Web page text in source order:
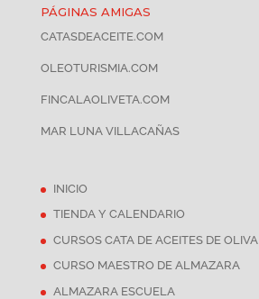
PÁGINAS AMIGAS
CATASDEACEITE.COM
OLEOTURISMIA.COM
FINCALAOLIVETA.COM
MAR LUNA VILLACAÑAS
INICIO
TIENDA Y CALENDARIO
CURSOS CATA DE ACEITES DE OLIVA
CURSO MAESTRO DE ALMAZARA
ALMAZARA ESCUELA